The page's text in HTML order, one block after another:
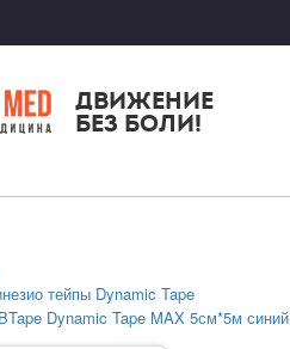
ДВИЖЕНИЕ
БЕЗ БОЛИ!
тейпы Dynamic Tape
Dynamic Tape MAX 5см*5м синий